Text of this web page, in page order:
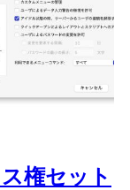
権セット